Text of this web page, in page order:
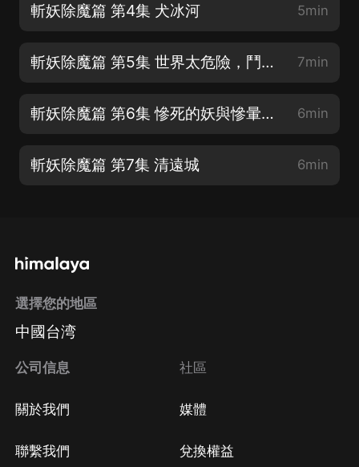
斬妖除魔篇 第4集 犬冰河 5min
斬妖除魔篇 第5集 世界太危險，鬥法需謹慎 7min
斬妖除魔篇 第6集 慘死的妖與慘暈的人 6min
斬妖除魔篇 第7集 清遠城 6min
選擇您的地區
中國台湾
公司信息
關於我們
聯繫我們
社區
媒體
兌換權益